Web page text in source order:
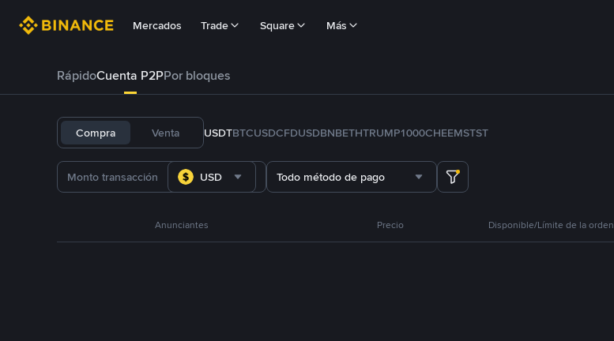
Mercados Trade Square Más
RápidoCuenta P2PPor bloques
Compra Venta USDTBTCUSDCFDUSDBNBETHTRUMP1000CHEEMSTST
USD Todo método de pago
Anunciantes Precio Disponible/Límite de la orden